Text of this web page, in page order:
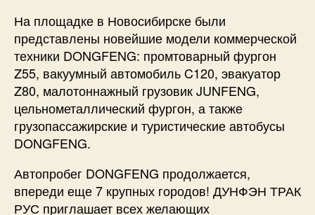
На площадке в Новосибирске были
представлены новейшие модели коммерческой
техники DONGFENG: промтоварный фургон
Z55, вакуумный автомобиль C120, эвакуатор
Z80, малотоннажный грузовик JUNFENG,
цельнометаллический фургон, а также
грузопассажирские и туристические автобусы
DONGFENG.
Автопробег DONGFENG продолжается,
впереди еще 7 крупных городов! ДУНФЭН ТРАК
РУС приглашает всех желающих